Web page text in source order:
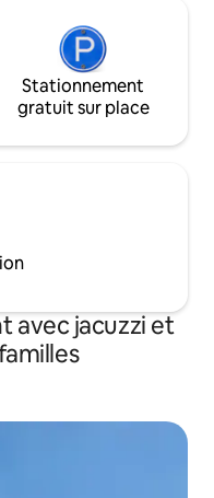
Stationnement
gratuit sur place
avec jacuzzi et